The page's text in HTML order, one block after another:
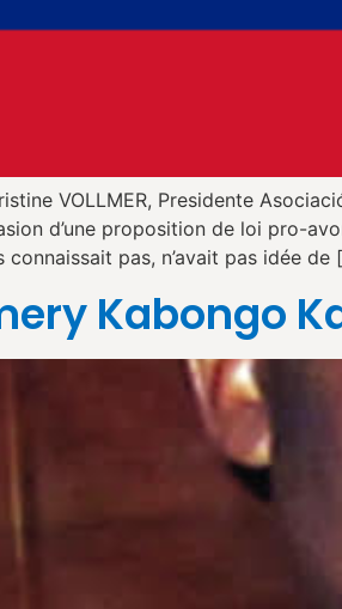
VOLLMER, Presidente
d’une proposition de loi pro-
connaissait pas, n’avait pas idée de
Kabongo